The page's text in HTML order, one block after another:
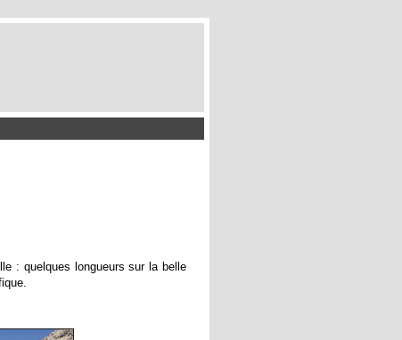
: quelques longueurs sur la belle